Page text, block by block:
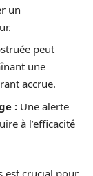
un
peut
une
accrue.
: Une alerte
à l’efficacité